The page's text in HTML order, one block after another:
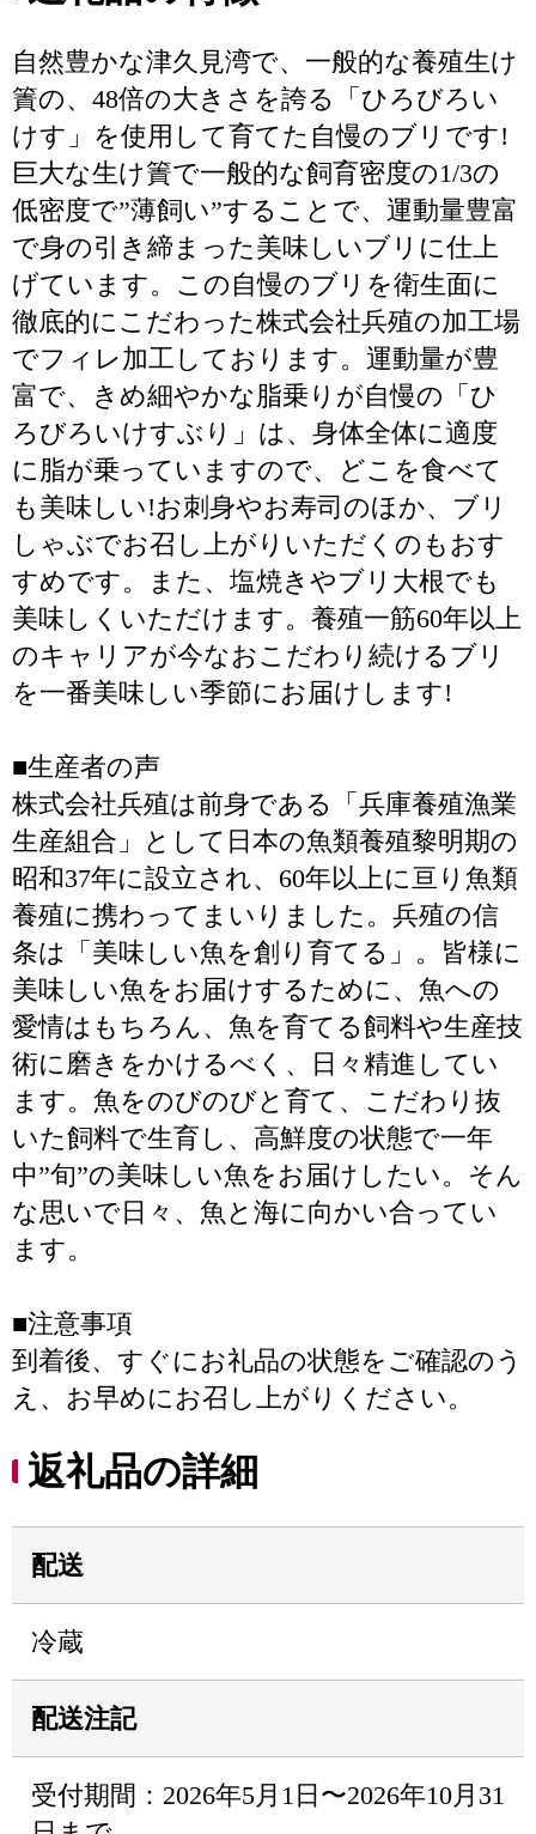
自然豊かな津久見湾で、一般的な養殖生け
簀の、48倍の大きさを誇る「ひろびろい
けす」を使用して育てた自慢のブリです!
巨大な生け簀で一般的な飼育密度の1/3の
低密度で”薄飼い”することで、運動量豊富
で身の引き締まった美味しいブリに仕上
げています。この自慢のブリを衛生面に
徹底的にこだわった株式会社兵殖の加工場
でフィレ加工しております。運動量が豊
富で、きめ細やかな脂乗りが自慢の「ひ
ろびろいけすぶり」は、身体全体に適度
に脂が乗っていますので、どこを食べて
も美味しい!お刺身やお寿司のほか、ブリ
しゃぶでお召し上がりいただくのもおす
すめです。また、塩焼きやブリ大根でも
美味しくいただけます。養殖一筋60年以上
のキャリアが今なおこだわり続けるブリ
を一番美味しい季節にお届けします!
■生産者の声
株式会社兵殖は前身である「兵庫養殖漁業
生産組合」として日本の魚類養殖黎明期の
昭和37年に設立され、60年以上に亘り魚類
養殖に携わってまいりました。兵殖の信
条は「美味しい魚を創り育てる」。皆様に
美味しい魚をお届けするために、魚への
愛情はもちろん、魚を育てる飼料や生産技
術に磨きをかけるべく、日々精進してい
ます。魚をのびのびと育て、こだわり抜
いた飼料で生育し、高鮮度の状態で一年
中”旬”の美味しい魚をお届けしたい。そん
な思いで日々、魚と海に向かい合ってい
ます。
■注意事項
到着後、すぐにお礼品の状態をご確認のう
え、お早めにお召し上がりください。
返礼品の詳細
配送
冷蔵
配送注記
受付期間：2026年5月1日〜2026年10月31